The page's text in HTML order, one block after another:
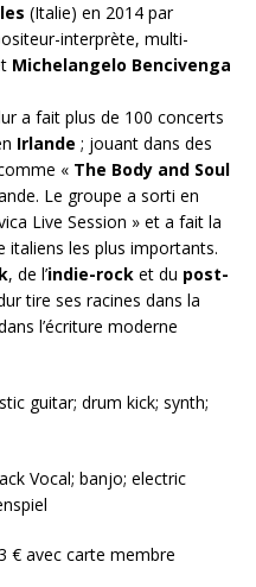
(Italie) en 2014 par
interprète, multi-
Michelangelo Bencivenga
a fait plus de 100 concerts
Irlande ; jouant dans des
« The Body and Soul
Le groupe a sorti en
Live Session » et a fait la
italiens les plus importants.
, de l’indie-rock et du post-
tire ses racines dans la
l’écriture moderne
guitar; drum kick; synth;
Vocal; banjo; electric
€ avec carte membre